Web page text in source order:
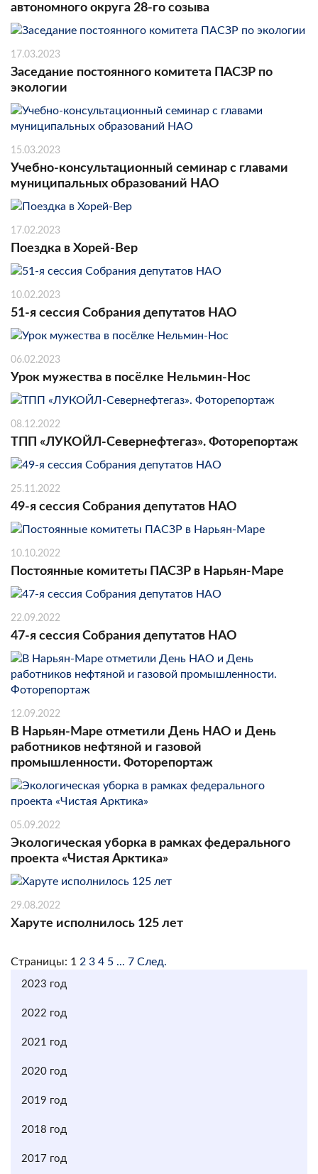
автономного округа 28-го созыва
17.03.2023
Заседание постоянного комитета ПАСЗР по
экологии
15.03.2023
Учебно-консультационный семинар с главами
муниципальных образований НАО
17.02.2023
Поездка в Хорей-Вер
10.02.2023
51-я сессия Собрания депутатов НАО
06.02.2023
Урок мужества в посёлке Нельмин-Нос
08.12.2022
ТПП «ЛУКОЙЛ-Севернефтегаз». Фоторепортаж
25.11.2022
49-я сессия Собрания депутатов НАО
10.10.2022
Постоянные комитеты ПАСЗР в Нарьян-Маре
22.09.2022
47-я сессия Собрания депутатов НАО
12.09.2022
В Нарьян-Маре отметили День НАО и День
работников нефтяной и газовой
промышленности. Фоторепортаж
05.09.2022
Экологическая уборка в рамках федерального
проекта «Чистая Арктика»
29.08.2022
Харуте исполнилось 125 лет
Страницы: 1 2 3 4 5 ... 7 След.
2023 год
2022 год
2021 год
2020 год
2019 год
2018 год
2017 год